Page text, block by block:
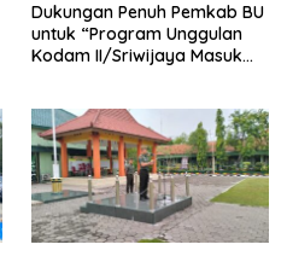
Dukungan Penuh Pemkab BU
untuk “Program Unggulan
Kodam II/Sriwijaya Masuk